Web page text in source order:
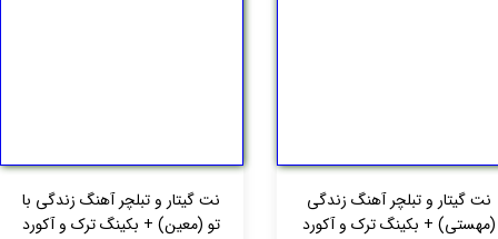
نت گیتار و تبلچر آهنگ زندگی
(مهستی) + بکینگ ترک و آکورد
نت گیتار و تبلچر آهنگ زندگی با
تو (معین) + بکینگ ترک و آکورد